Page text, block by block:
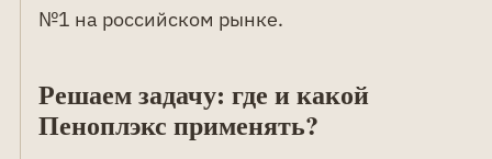
№1 на российском рынке.
Решаем задачу: где и какой
Пеноплэкс применять?